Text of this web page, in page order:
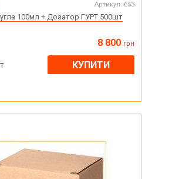
Артикул: 653
100мл + Дозатор ГУРТ 500шт
8 800 грн
КУПИТИ